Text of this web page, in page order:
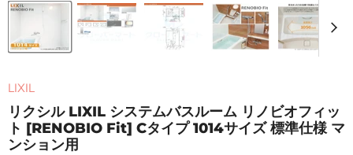
LIXIL
リクシル LIXIL システムバスルーム リノビオフィッ
ト [RENOBIO Fit] Cタイプ 1014サイズ 標準仕様 マ
ンション用